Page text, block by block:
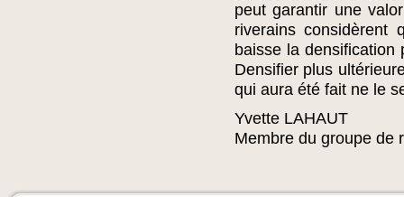
peut garantir une
riverains considèrent
baisse la densification
Densifier plus
qui aura été fait ne le
Yvette LAHAUT
Membre du groupe de